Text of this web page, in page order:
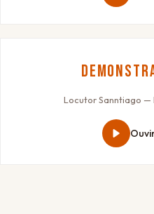
Locutor Sanntiago —